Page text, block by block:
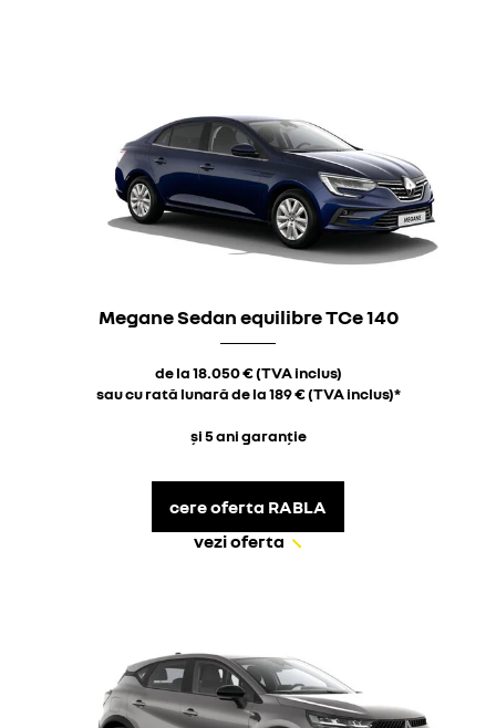
Megane Sedan equilibre TCe 140
de la 18.050 € (TVA inclus)
sau cu rată lunară de la 189 € (TVA inclus)*
și 5 ani garanție
cere oferta RABLA
vezi oferta